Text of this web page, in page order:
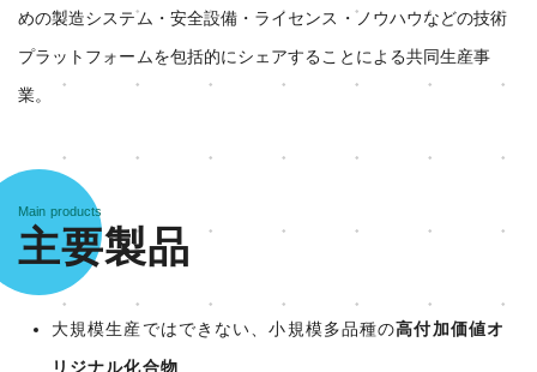
めの製造システム・安全設備・ライセンス・ノウハウなどの技術
プラットフォームを包括的にシェアすることによる共同生産事
業。
Main products
主要製品
大規模生産ではできない、小規模多品種の高付加価値オ
リジナル化合物